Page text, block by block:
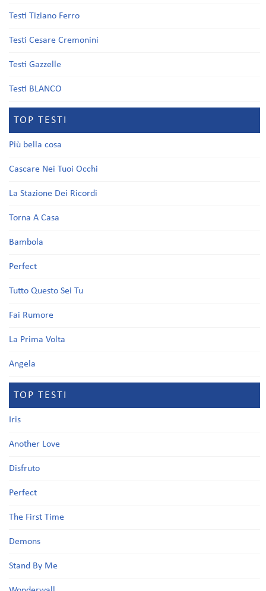
Testi Tiziano Ferro
Testi Cesare Cremonini
Testi Gazzelle
Testi BLANCO
TOP TESTI
Più bella cosa
Cascare Nei Tuoi Occhi
La Stazione Dei Ricordi
Torna A Casa
Bambola
Perfect
Tutto Questo Sei Tu
Fai Rumore
La Prima Volta
Angela
TOP TESTI
Iris
Another Love
Disfruto
Perfect
The First Time
Demons
Stand By Me